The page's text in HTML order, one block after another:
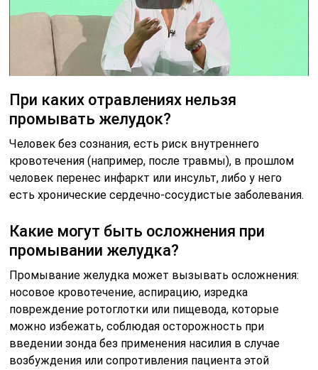
При каких отравлениях нельзя
промывать желудок?
Человек без сознания, есть риск внутреннего
кровотечения (например, после травмы), в прошлом
человек перенес инфаркт или инсульт, либо у него
есть хронические сердечно-сосудистые заболевания.
Какие могут быть осложнения при
промывании желудка?
Промывание желудка может вызывать осложнения:
носовое кровотечение, аспирацию, изредка
повреждение ротоглотки или пищевода, которые
можно избежать, соблюдая осторожность при
введении зонда без применения насилия в случае
возбуждения или сопротивления пациента этой